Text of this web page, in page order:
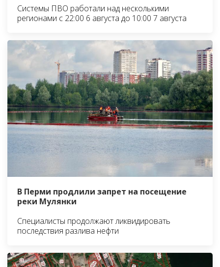
Системы ПВО работали над несколькими
регионами с 22:00 6 августа до 10:00 7 августа
В Перми продлили запрет на посещение
реки Мулянки
Специалисты продолжают ликвидировать
последствия разлива нефти